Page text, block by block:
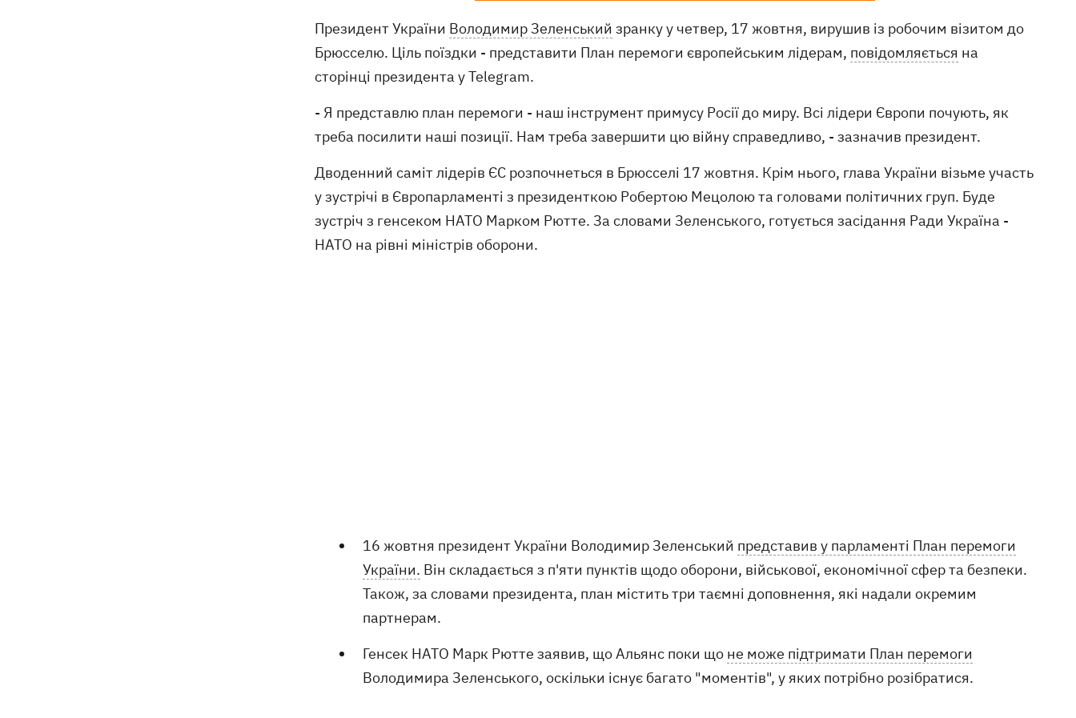
Президент України Володимир Зеленський зранку у четвер, 17 жовтня, вирушив із робочим візитом до
Брюсселю. Ціль поїздки - представити План перемоги європейським лідерам, повідомляється на
сторінці президента у Telegram.
- Я представлю план перемоги - наш інструмент примусу Росії до миру. Всі лідери Європи почують, як
треба посилити наші позиції. Нам треба завершити цю війну справедливо, - зазначив президент.
Дводенний саміт лідерів ЄС розпочнеться в Брюсселі 17 жовтня. Крім нього, глава України візьме участь
у зустрічі в Європарламенті з президенткою Робертою Мецолою та головами політичних груп. Буде
зустріч з генсеком НАТО Марком Рютте. За словами Зеленського, готується засідання Ради Україна -
НАТО на рівні міністрів оборони.
16 жовтня президент України Володимир Зеленський представив у парламенті План перемоги
України. Він складається з п'яти пунктів щодо оборони, військової, економічної сфер та безпеки.
Також, за словами президента, план містить три таємні доповнення, які надали окремим
партнерам.
Генсек НАТО Марк Рютте заявив, що Альянс поки що не може підтримати План перемоги
Володимира Зеленського, оскільки існує багато "моментів", у яких потрібно розібратися.